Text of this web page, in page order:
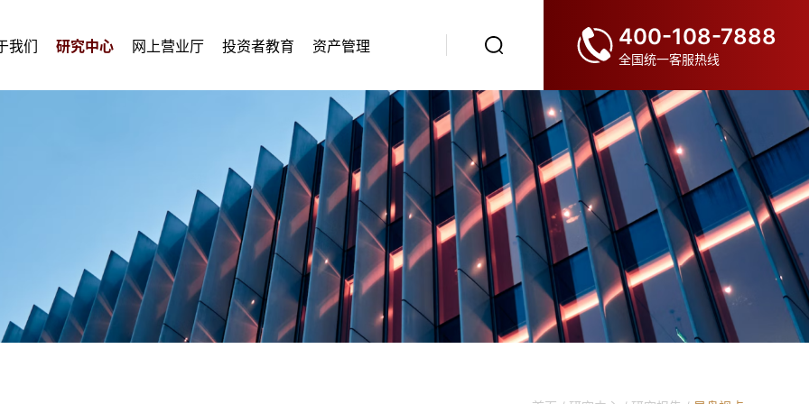
我们 研究中心 网上营业厅 投资者教育 资产管理 400-108-7888
全国统一客服热线